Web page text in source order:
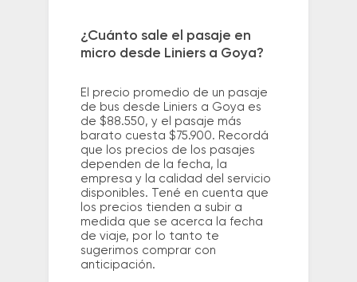
¿Cuánto sale el pasaje en
micro desde Liniers a Goya?
El precio promedio de un pasaje
de bus desde Liniers a Goya es
de $88.550, y el pasaje más
barato cuesta $75.900. Recordá
que los precios de los pasajes
dependen de la fecha, la
empresa y la calidad del servicio
disponibles. Tené en cuenta que
los precios tienden a subir a
medida que se acerca la fecha
de viaje, por lo tanto te
sugerimos comprar con
anticipación.